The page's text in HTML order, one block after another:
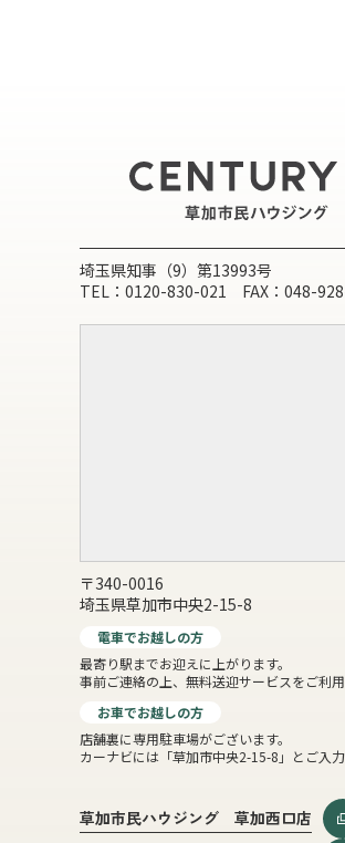
埼玉県知事（9）第13993号
TEL：0120-830-021 FAX：048-
〒340-0016
埼玉県草加市中央2-15-8
電車でお越しの方
最寄り駅までお迎えに上がります。
事前ご連絡の上、無料送迎サービスをご利用
お車でお越しの方
店舗裏に専用駐車場がございます。
カーナビには「草加市中央2-15-8」とご入力
草加市民ハウジング 草加西口店